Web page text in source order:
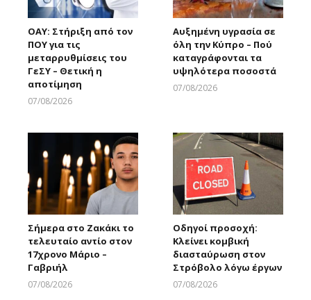
ΟΑΥ: Στήριξη από τον
ΠΟΥ για τις
μεταρρυθμίσεις του
ΓεΣΥ – Θετική η
αποτίμηση
07/08/2026
Αυξημένη υγρασία σε
όλη την Κύπρο – Πού
καταγράφονται τα
υψηλότερα ποσοστά
07/08/2026
Σήμερα στο Ζακάκι το
τελευταίο αντίο στον
17χρονο Μάριο –
Γαβριήλ
07/08/2026
Οδηγοί προσοχή:
Κλείνει κομβική
διασταύρωση στον
Στρόβολο λόγω έργων
07/08/2026